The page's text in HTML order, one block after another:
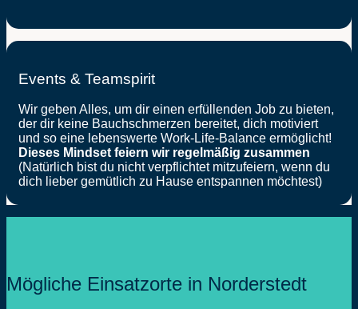
Events & Teamspirit
Wir geben Alles, um dir einen erfüllenden Job zu bieten,
der dir keine Bauchschmerzen bereitet, dich motiviert
und so eine lebenswerte Work-Life-Balance ermöglicht!
Dieses Mindset feiern wir regelmäßig zusammen
(Natürlich bist du nicht verpflichtet mitzufeiern, wenn du
dich lieber gemütlich zu Hause entspannen möchtest)
Mögliche Einsatzorte in Norderstedt